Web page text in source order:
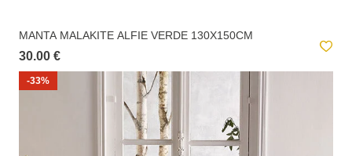
MANTA MALAKITE ALFIE VERDE 130X150CM
30.00 €
-33%